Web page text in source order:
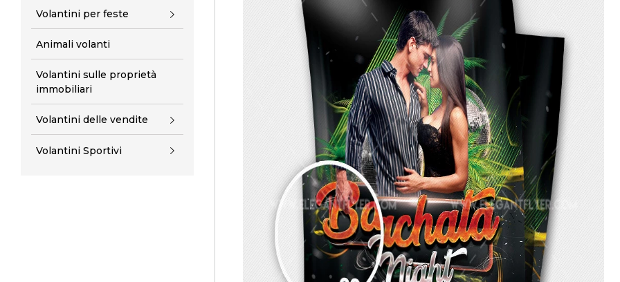
Volantini per feste
Animali volanti
Volantini sulle proprietà
immobiliari
Volantini delle vendite
Volantini Sportivi